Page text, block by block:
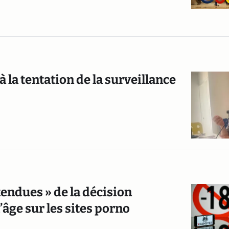
la tentation de la surveillance
» de la décision
sur les sites porno